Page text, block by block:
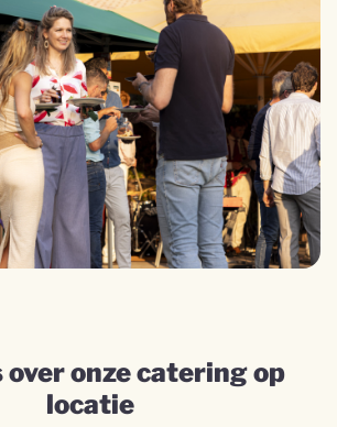
over onze catering op
locatie